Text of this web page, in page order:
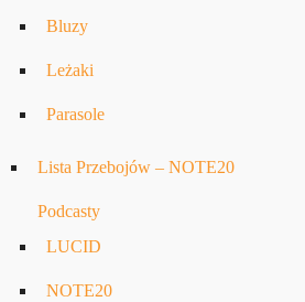
Bluzy
Leżaki
Parasole
Lista Przebojów – NOTE20
Podcasty
LUCID
NOTE20